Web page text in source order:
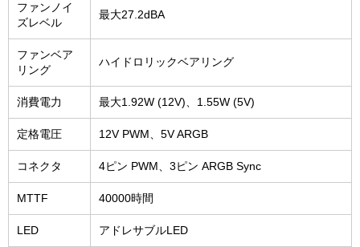
ファンノイ
ズレベル
最大27.2dBA
ファンベア
リング
ハイドロリックベアリング
消費電力 最大1.92W (12V)、1.55W (5V)
定格電圧 12V PWM、5V ARGB
コネクタ 4ピン PWM、3ピン ARGB Sync
MTTF 40000時間
LED アドレサブルLED